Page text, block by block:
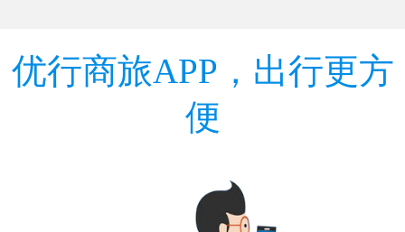
优行商旅APP，出行更方
便